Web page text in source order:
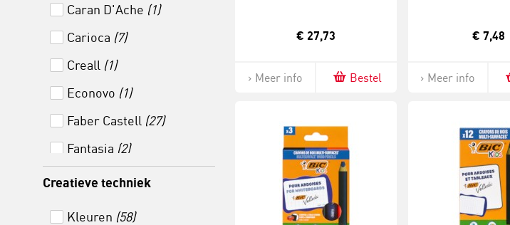
Caran D'Ache (1)
Carioca (7)
Creall (1)
Econovo (1)
Faber Castell (27)
Fantasia (2)
Giotto
Creatieve techniek
Kleuren (58)
€ 27,73
Meer info Bestel
€ 7,48
Meer info